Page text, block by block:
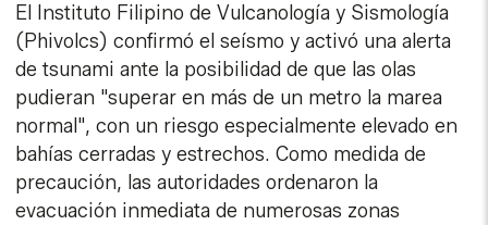
El Instituto Filipino de Vulcanología y Sismología
(Phivolcs) confirmó el seísmo y activó una alerta
de tsunami ante la posibilidad de que las olas
pudieran "superar en más de un metro la marea
normal", con un riesgo especialmente elevado en
bahías cerradas y estrechos. Como medida de
precaución, las autoridades ordenaron la
evacuación inmediata de numerosas zonas